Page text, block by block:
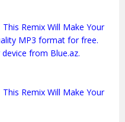
Remix Will Make Your
MP3 format for free.
from Blue.az.
Remix Will Make Your